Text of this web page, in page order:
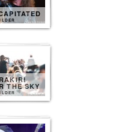
THE SKY